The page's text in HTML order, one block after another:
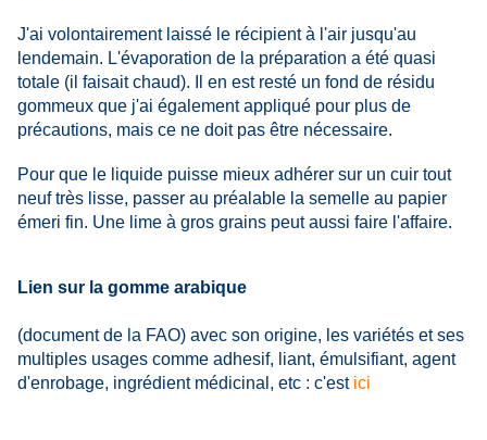
J'ai volontairement laissé le récipient à l'air jusqu'au
lendemain. L'évaporation de la préparation a été quasi
totale (il faisait chaud). Il en est resté un fond de résidu
gommeux que j'ai également appliqué pour plus de
précautions, mais ce ne doit pas être nécessaire.
Pour que le liquide puisse mieux adhérer sur un cuir tout
neuf très lisse, passer au préalable la semelle au papier
émeri fin. Une lime à gros grains peut aussi faire l'affaire.
Lien sur la gomme arabique
(document de la FAO) avec son origine, les variétés et ses
multiples usages comme adhesif, liant, émulsifiant, agent
d'enrobage, ingrédient médicinal, etc : c'est ici